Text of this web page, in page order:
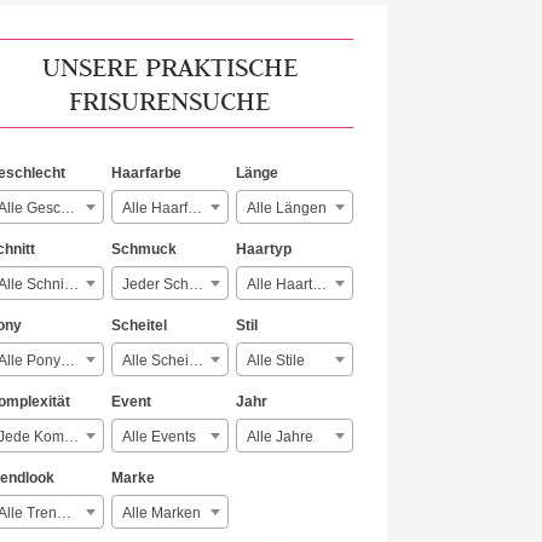
UNSERE PRAKTISCHE
FRISURENSUCHE
Alle Geschlechter
Haarfarbe
Alle Haarfarben
Länge
Alle Längen
Alle Schnitte
Schmuck
Jeder Schmuck
Haartyp
Alle Haartypen
Alle Ponyarten
Scheitel
Alle Scheitelarten
Stil
Alle Stile
Jede Komplexität
Event
Alle Events
Jahr
Alle Jahre
Alle Trendlooks
Marke
Alle Marken